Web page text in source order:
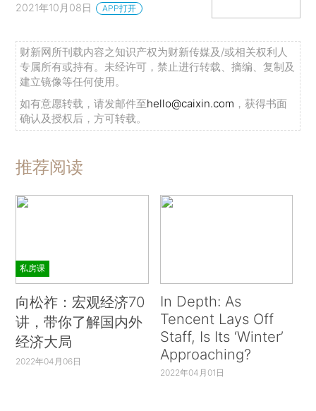
2021年10月08日 APP打开
财新网所刊载内容之知识产权为财新传媒及/或相关权利人
专属所有或持有。未经许可，禁止进行转载、摘编、复制及
建立镜像等任何使用。
如有意愿转载，请发邮件至hello@caixin.com ，获得书面
确认及授权后，方可转载。
推荐阅读
私房课
向松祚：宏观经济70
讲，带你了解国内外
经济大局
2022年04月06日
In Depth: As
Tencent Lays Off
Staff, Is Its ‘Winter’
Approaching?
2022年04月01日